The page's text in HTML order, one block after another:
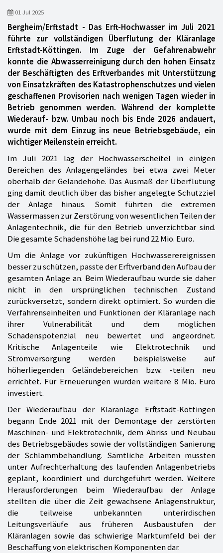
01 Jul 2025
Bergheim/Erftstadt - Das Erft-Hochwasser im Juli 2021
führte zur vollständigen Überflutung der Kläranlage
Erftstadt-Köttingen. Im Zuge der Gefahrenabwehr
konnte die Abwasserreinigung durch den hohen Einsatz
der Beschäftigten des Erftverbandes mit Unterstützung
von Einsatzkräften des Katastrophenschutzes und vielen
geschaffenen Provisorien nach wenigen Tagen wieder in
Betrieb genommen werden. Während der komplette
Wiederauf- bzw. Umbau noch bis Ende 2026 andauert,
wurde mit dem Einzug ins neue Betriebsgebäude, ein
wichtiger Meilenstein erreicht.
Im Juli 2021 lag der Hochwasserscheitel in einigen
Bereichen des Anlagengeländes bei etwa zwei Meter
oberhalb der Geländehöhe. Das Ausmaß der Überflutung
ging damit deutlich über das bisher angelegte Schutzziel
der Anlage hinaus. Somit führten die extremen
Wassermassen zur Zerstörung von wesentlichen Teilen der
Anlagentechnik, die für den Betrieb unverzichtbar sind.
Die gesamte Schadenshöhe lag bei rund 22 Mio. Euro.
Um die Anlage vor zukünftigen Hochwasserereignissen
besser zu schützen, passte der Erftverband den Aufbau der
gesamten Anlage an. Beim Wiederaufbau wurde sie daher
nicht in den ursprünglichen technischen Zustand
zurückversetzt, sondern direkt optimiert. So wurden die
Verfahrenseinheiten und Funktionen der Kläranlage nach
ihrer Vulnerabilität und dem möglichen
Schadenspotenzial neu bewertet und angeordnet.
Kritische Anlagenteile wie Elektrotechnik und
Stromversorgung werden beispielsweise auf
höherliegenden Geländebereichen bzw. -teilen neu
errichtet. Für Erneuerungen wurden weitere 8 Mio. Euro
investiert.
Der Wiederaufbau der Kläranlage Erftstadt-Köttingen
begann Ende 2021 mit der Demontage der zerstörten
Maschinen- und Elektrotechnik, dem Abriss und Neubau
des Betriebsgebäudes sowie der vollständigen Sanierung
der Schlammbehandlung. Sämtliche Arbeiten mussten
unter Aufrechterhaltung des laufenden Anlagenbetriebs
geplant, koordiniert und durchgeführt werden. Weitere
Herausforderungen beim Wiederaufbau der Anlage
stellten die über die Zeit gewachsene Anlagenstruktur,
die teilweise unbekannten unterirdischen
Leitungsverläufe aus früheren Ausbaustufen der
Kläranlagen sowie das schwierige Marktumfeld bei der
Beschaffung von elektrischen Komponenten dar.